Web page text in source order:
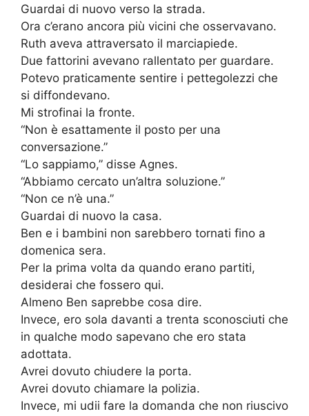
Guardai di nuovo verso la strada.
Ora c’erano ancora più vicini che osservavano.
Ruth aveva attraversato il marciapiede.
Due fattorini avevano rallentato per guardare.
Potevo praticamente sentire i pettegolezzi che
si diffondevano.
Mi strofinai la fronte.
“Non è esattamente il posto per una
conversazione.”
“Lo sappiamo,” disse Agnes.
“Abbiamo cercato un’altra soluzione.”
“Non ce n’è una.”
Guardai di nuovo la casa.
Ben e i bambini non sarebbero tornati fino a
domenica sera.
Per la prima volta da quando erano partiti,
desiderai che fossero qui.
Almeno Ben saprebbe cosa dire.
Invece, ero sola davanti a trenta sconosciuti che
in qualche modo sapevano che ero stata
adottata.
Avrei dovuto chiudere la porta.
Avrei dovuto chiamare la polizia.
Invece, mi udii fare la domanda che non riuscivo